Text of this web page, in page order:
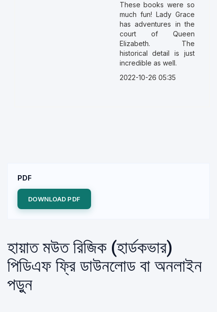
These books were so
much fun! Lady Grace
has adventures in the
court of Queen
Elizabeth. The
historical detail is just
incredible as well.
2022-10-26 05:35
PDF
DOWNLOAD PDF
হায়াত মউত রিজিক (হার্ডকভার)
পিডিএফ ফ্রি ডাউনলোড বা অনলাইন
পড়ুন